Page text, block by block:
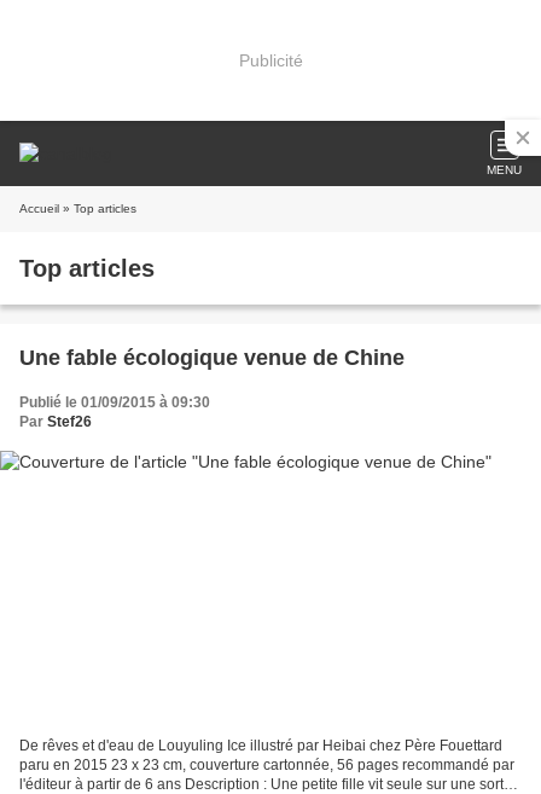
Publicité
MENU
Accueil » Top articles
Top articles
Une fable écologique venue de Chine
Publié le 01/09/2015 à 09:30
Par Stef26
De rêves et d'eau de Louyuling Ice illustré par Heibai chez Père Fouettard
paru en 2015 23 x 23 cm, couverture cartonnée, 56 pages recommandé par
l'éditeur à partir de 6 ans Description : Une petite fille vit seule sur une sorte